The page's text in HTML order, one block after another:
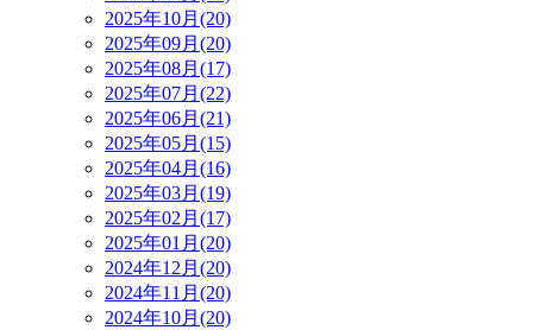
2025年10月(20)
2025年09月(20)
2025年08月(17)
2025年07月(22)
2025年06月(21)
2025年05月(15)
2025年04月(16)
2025年03月(19)
2025年02月(17)
2025年01月(20)
2024年12月(20)
2024年11月(20)
2024年10月(20)